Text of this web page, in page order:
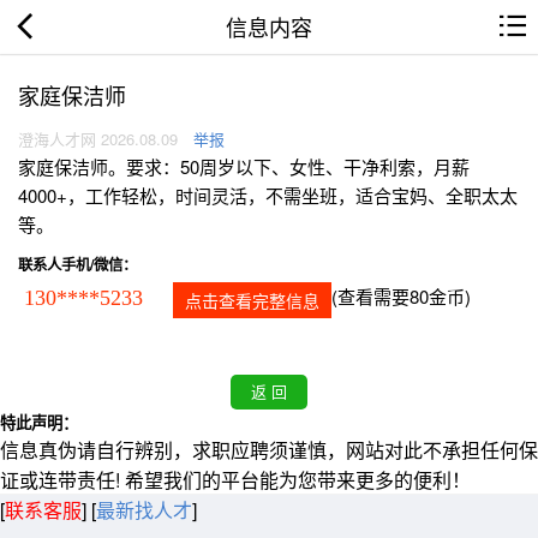
信息内容
家庭保洁师
澄海人才网 2026.08.09 举报
家庭保洁师。要求：50周岁以下、女性、干净利索，月薪
4000+，工作轻松，时间灵活，不需坐班，适合宝妈、全职太太
等。
联系人手机/微信：
130****5233 点击查看完整信息 (查看需要80金币)
特此声明：
信息真伪请自行辨别，求职应聘须谨慎，网站对此不承担任何保
证或连带责任! 希望我们的平台能为您带来更多的便利！
[联系客服] [最新找人才]